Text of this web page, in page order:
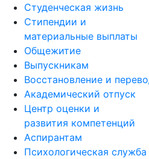
Студенческая жизнь
Стипендии и
материальные выплаты
Общежитие
Выпускникам
Восстановление и
Академический отпуск
Центр оценки и
развития компетенций
Аспирантам
Психологическая служба